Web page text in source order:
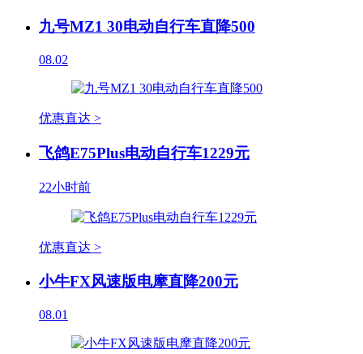
九号MZ1 30电动自行车直降500
08.02
优惠直达 >
飞鸽E75Plus电动自行车1229元
22小时前
优惠直达 >
小牛FX风速版电摩直降200元
08.01